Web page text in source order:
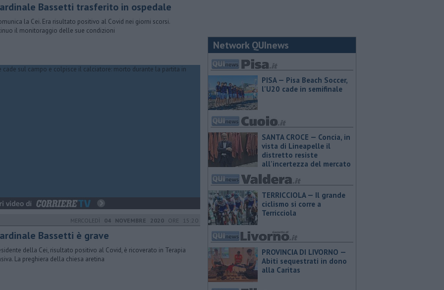
Bassetti trasferito in ospedale
la Cei. Era risultato positivo al Covid nei giorni scorsi.
il monitoraggio delle sue condizioni
MERCOLEDÌ 04 NOVEMBRE 2020 ORE 15:20
Bassetti è grave
della Cei, risultato positivo al Covid, è ricoverato in Terapia
La preghiera della chiesa aretina
Network QUInews
PISA — Pisa Beach Soccer,
l'U20 cade in semifinale
SANTA CROCE — Concia, in
vista di Lineapelle il
distretto resiste
all'incertezza del mercato
TERRICCIOLA — Il grande
ciclismo si corre a
Terricciola
PROVINCIA DI LIVORNO —
Abiti sequestrati in dono
alla Caritas